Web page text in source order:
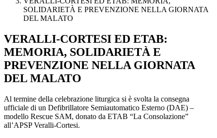
SOLIDARIETÀ E PREVENZIONE NELLA GIORNATA
DEL MALATO
VERALLI-CORTESI ED ETAB:
MEMORIA, SOLIDARIETÀ E
PREVENZIONE NELLA GIORNATA
DEL MALATO
Al termine della celebrazione liturgica si è svolta la consegna
ufficiale di un Defibrillatore Semiautomatico Esterno (DAE) –
modello Rescue SAM, donato da ETAB “La Consolazione”
all’APSP Veralli-Cortesi.